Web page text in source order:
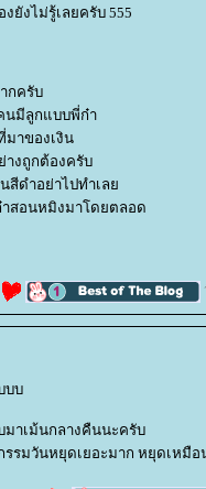
ยังไม่รู้เลยครับ 555
กครับ
มีลูกแบบพี่ก๋า
มาของเงิน
างถูกต้องครับ
นสีดำอย่าไปทำเล
สอนหมิงมาโดยตลอด
บบ
มาเม้นกลางคืนนะครับ
รรมวันหยุดเยอะมาก หยุดเหมือ